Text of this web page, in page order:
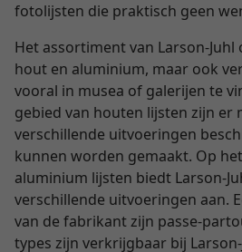
fotolijsten die praktisch geen
Het assortiment van Larson-
hout en aluminium, maar ook
vooral in musea of galerijen te
gebied van houten lijsten zijn er
verschillende uitvoeringen
kunnen worden gemaakt. Op
aluminium lijsten biedt Larson-
verschillende uitvoeringen aan.
van de fabrikant zijn passe-
types zijn verkrijgbaar bij Larson-